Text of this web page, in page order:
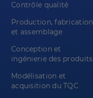
Contrôle qualité
Production, fabrication
et assemblage
Conception et
ingénierie des produits
Modélisation et
acquisition du TQC